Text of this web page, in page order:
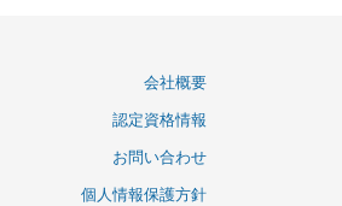
会社概要
認定資格情報
お問い合わせ
個人情報保護方針